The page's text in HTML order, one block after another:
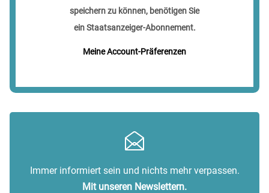
speichern zu können, benötigen Sie
ein Staatsanzeiger-Abonnement.
Meine Account-Präferenzen
Immer informiert sein und nichts mehr verpassen.
Mit unseren Newslettern.